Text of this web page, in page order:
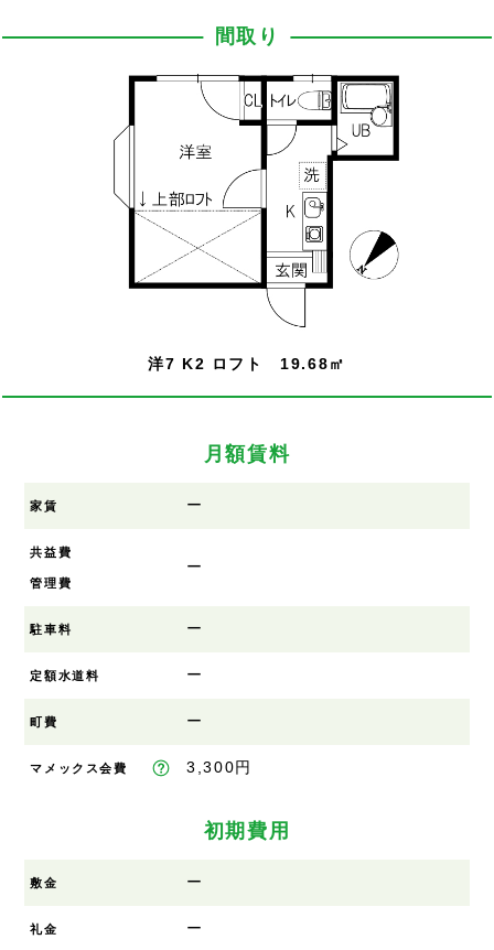
間取り
洋7 K2 ロフト 19.68㎡
月額賃料
家賃 ー
共益費
管理費
ー
駐車料 ー
定額水道料 ー
町費 ー
マメックス会費 3,300円
初期費用
敷金 ー
礼金 ー